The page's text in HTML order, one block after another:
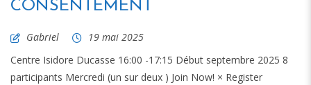
CONSENTEMENT
Gabriel
19 mai 2025
Centre Isidore Ducasse 16:00 -17:15 Début septembre 2025 8
participants Mercredi (un sur deux ) Join Now! × Register